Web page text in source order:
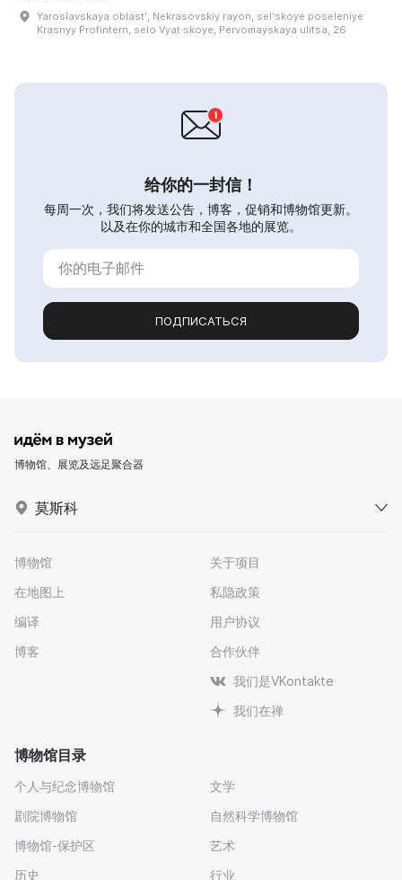
Yaroslavskaya oblastʹ, Nekrasovskiy rayon, selʹskoye poseleniye
Krasnyy Profintern, selo Vyat·skoye, Pervomayskaya ulitsa, 26
给你的一封信！
每周一次，我们将发送公告，博客，促销和博物馆更新。
以及在你的城市和全国各地的展览。
ПОДПИСАТЬСЯ
博物馆、展览及远足聚合器
莫斯科
博物馆
在地图上
编译
博客
关于项目
私隐政策
用户协议
合作伙伴
我们是VKontakte
我们在禅
博物馆目录
个人与纪念博物馆
剧院博物馆
博物馆-保护区
历史
文学
自然科学博物馆
艺术
行业